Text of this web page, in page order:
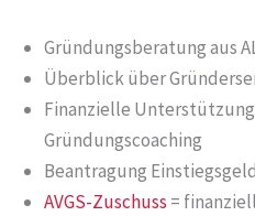
Gründungsberatung aus
Überblick über
Finanzielle
Gründungscoaching
Beantragung Einstiegsgeld
AVGS-Zuschuss =